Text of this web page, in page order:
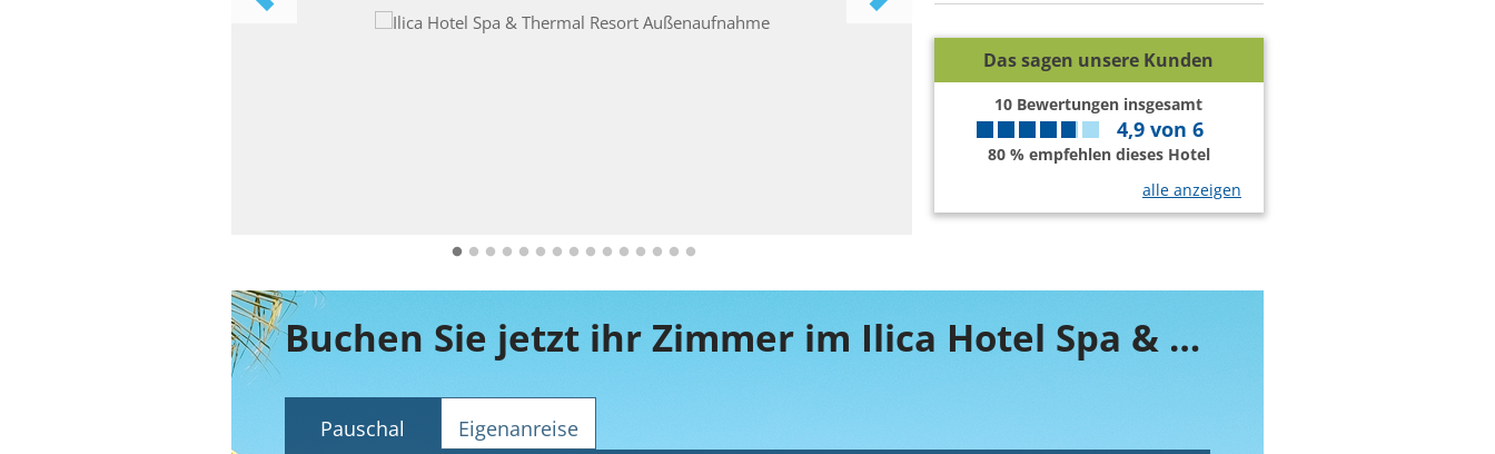
Das sagen unsere Kunden
10 Bewertungen insgesamt
4,9von 6
80 % empfehlen dieses Hotel
alle anzeigen
Buchen Sie jetzt ihr Zimmer im Ilica Hotel Spa & Thermal Resort
Pauschal Eigenanreise